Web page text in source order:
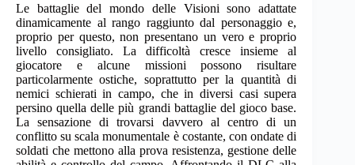
Le battaglie del mondo delle Visioni sono adattate
dinamicamente al rango raggiunto dal personaggio e,
proprio per questo, non presentano un vero e proprio
livello consigliato. La difficoltà cresce insieme al
giocatore e alcune missioni possono risultare
particolarmente ostiche, soprattutto per la quantità di
nemici schierati in campo, che in diversi casi supera
persino quella delle più grandi battaglie del gioco base.
La sensazione di trovarsi davvero al centro di un
conflitto su scala monumentale è costante, con ondate di
soldati che mettono alla prova resistenza, gestione delle